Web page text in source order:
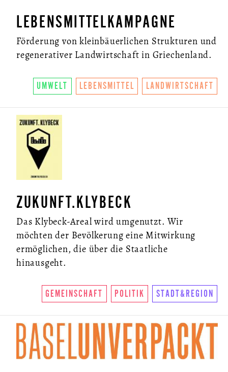
LEBENSMITTELKAMPAGNE
Förderung von kleinbäuerlichen Strukturen und
regenerativer Landwirtschaft in Griechenland.
UMWELT LEBENSMITTEL LANDWIRTSCHAFT
ZUKUNFT.KLYBECK
Das Klybeck-Areal wird umgenutzt. Wir
möchten der Bevölkerung eine Mitwirkung
ermöglichen, die über die Staatliche
hinausgeht.
GEMEINSCHAFT POLITIK STADT&REGION